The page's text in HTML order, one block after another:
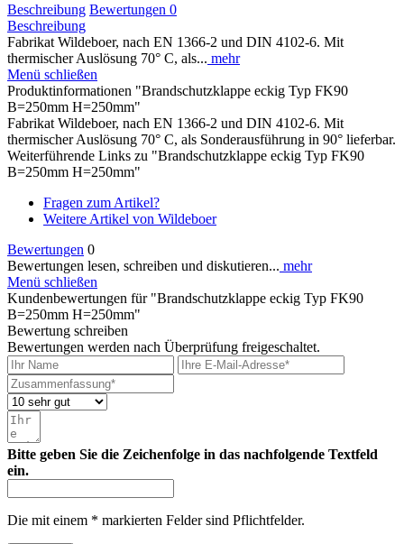
Beschreibung Bewertungen 0
Beschreibung
Fabrikat Wildeboer, nach EN 1366-2 und DIN 4102-6. Mit
thermischer Auslösung 70° C, als... mehr
Menü schließen
Produktinformationen "Brandschutzklappe eckig Typ FK90
B=250mm H=250mm"
Fabrikat Wildeboer, nach EN 1366-2 und DIN 4102-6. Mit
thermischer Auslösung 70° C, als Sonderausführung in 90° lieferbar.
Weiterführende Links zu "Brandschutzklappe eckig Typ FK90
B=250mm H=250mm"
Fragen zum Artikel?
Weitere Artikel von Wildeboer
Bewertungen 0
Bewertungen lesen, schreiben und diskutieren... mehr
Menü schließen
Kundenbewertungen für "Brandschutzklappe eckig Typ FK90
B=250mm H=250mm"
Bewertung schreiben
Bewertungen werden nach Überprüfung freigeschaltet.
Bitte geben Sie die Zeichenfolge in das nachfolgende Textfeld
ein.
Die mit einem * markierten Felder sind Pflichtfelder.